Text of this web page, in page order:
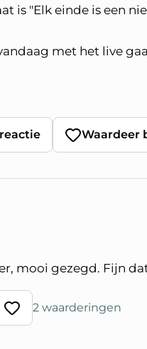
is "Elk einde is een
met het live
Waardeer
mooi gezegd. Fijn
reactie
Waardeer reactie
2 waarderingen